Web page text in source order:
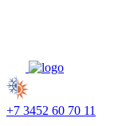
+7 3452 60 70 11